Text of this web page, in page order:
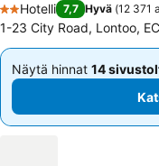
2 Tähtiluokitus
Hotelli 7,7 Hyvä (12 371
1-23 City Road, Lontoo,
Näytä hinnat 14
Alkaen
Näytä hinnat 14
Alkaen
53 €